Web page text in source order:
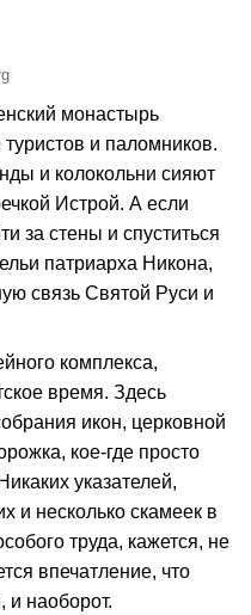
монастырь
туристов и паломников.
и колокольни сияют
Истрой. А если
за стены и спуститься
патриарха Никона,
связь Святой Руси и
комплекса,
время. Здесь
икон, церковной
кое-где просто
указателей,
и несколько скамеек в
труда, кажется, не
впечатление, что
и наоборот.